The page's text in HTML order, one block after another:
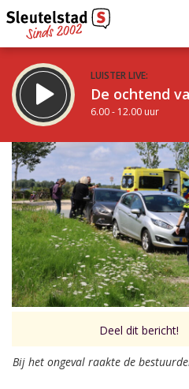
LUISTER LIVE:
De ochtend
6.00 - 12.00 uur
STRAKS:
De middag van
12.00 - 18.00 uur
Vorig uur
uur 1
Inklappen
Deel dit bericht!
Bij het ongeval raakte de